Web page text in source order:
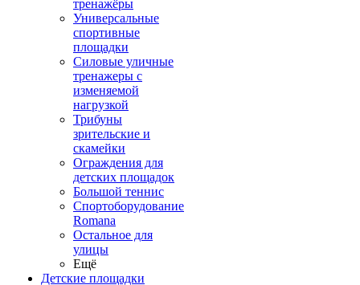
тренажёры
Универсальные
спортивные
площадки
Силовые уличные
тренажеры с
изменяемой
нагрузкой
Трибуны
зрительские и
скамейки
Ограждения для
детских площадок
Большой теннис
Спортоборудование
Romana
Остальное для
улицы
Ещё
Детские площадки